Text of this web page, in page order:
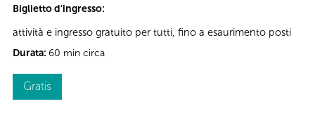
Biglietto d'ingresso:
attività e ingresso gratuito per tutti, fino a esaurimento posti
Durata: 60 min circa
Gratis